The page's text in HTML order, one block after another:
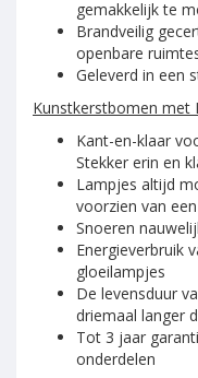
gemakkelijk te
Brandveilig
openbare
Geleverd in een
Kunstkerstbomen met
Kant-en-klaar
Stekker erin en
Lampjes altijd
voorzien van
Snoeren
Energieverbruik
gloeilampjes
De levensduur
driemaal langer
Tot 3 jaar
onderdelen